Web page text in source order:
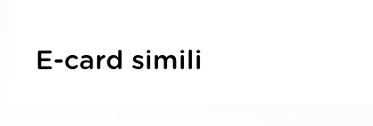
E-card simili